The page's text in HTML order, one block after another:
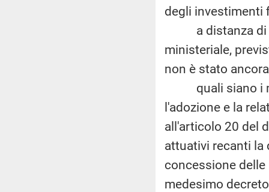
degli investimenti
a distanza di
ministeriale,
non è stato
quali siano i
l'adozione e la
all'articolo 20 del
attuativi recanti la
concessione
medesimo